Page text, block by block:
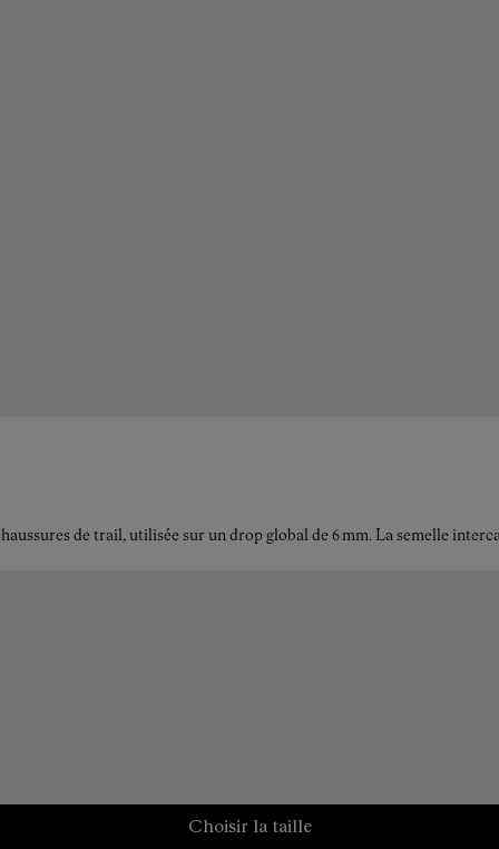
Choisir la taille
de trail, utilisée sur un drop global de 6 mm. La semelle